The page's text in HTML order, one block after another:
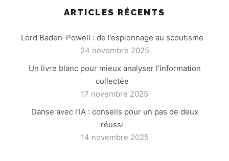
ARTICLES RÉCENTS
Lord Baden-Powell : de l’espionnage au scoutisme
24 novembre 2025
Un livre blanc pour mieux analyser l’information
collectée
17 novembre 2025
Danse avec l’IA : conseils pour un pas de deux
réussi
14 novembre 2025